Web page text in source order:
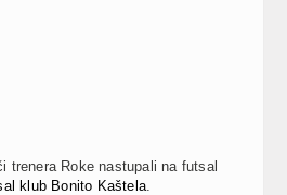
trenera Roke nastupali na futsal
klub Bonito Kaštela.